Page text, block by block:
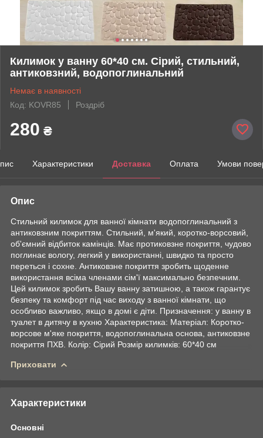
Килимок у ванну 60*40 см. Сірий, стильний,
антиковзний, водопоглинальний
Немає в наявності
Код: KOVR85
Роздріб
280 ₴
Характеристики Доставка Оплата Умови
Опис
Стильний килимок для ванної кімнати водопоглинальний з
антиковзним покриттям. Стильний, м'який, коротко-ворсовий,
об'ємний відбиток камінців. Має протиковзне покриття, чудово
поглинає вологу, легкий у використанні, швидко та просто
переться і сохне. Антиковзне покриття зробить щоденне
використання всіма членами сім'ї максимально безпечним.
Цей килимок зробить Вашу ванну затишною, а також гарантує
безпеку та комфорт під час виходу з ванної кімнати, що
особливо важливо, якщо в домі є діти. Призначення: у ванну в
туалет в дитячу в кухню Характеристика: Матеріал: Коротко-
ворсове м'яке покриття, водопоглинальна основа, антиковзне
покриття ПХВ. Колір: Сірий Розмір килимків: 60*40 см
Приховати
Характеристики
Основні